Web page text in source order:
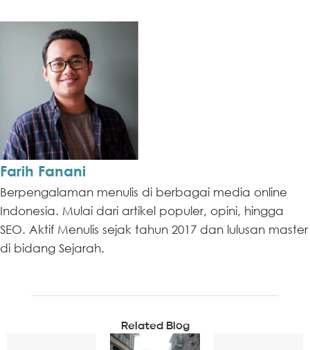
Farih Fanani
Berpengalaman menulis di berbagai media online
Indonesia. Mulai dari artikel populer, opini, hingga
SEO. Aktif Menulis sejak tahun 2017 dan lulusan master
di bidang Sejarah.
Related Blog